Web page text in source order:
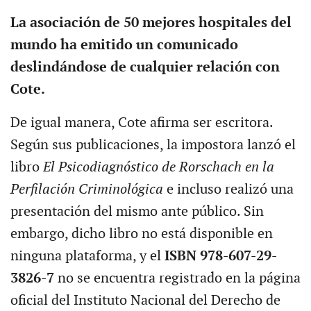
La asociación de 50 mejores hospitales del
mundo ha emitido un comunicado
deslindándose de cualquier relación con
Cote.
De igual manera, Cote afirma ser escritora.
Según sus publicaciones, la impostora lanzó el
libroEl Psicodiagnóstico de Rorschach en la
Perfilación Criminológica e incluso realizó una
presentación del mismo ante público. Sin
embargo, dicho libro no está disponible en
ninguna plataforma, y elISBN 978-607-29-
3826-7no se encuentra registrado en la página
oficial del Instituto Nacional del Derecho de